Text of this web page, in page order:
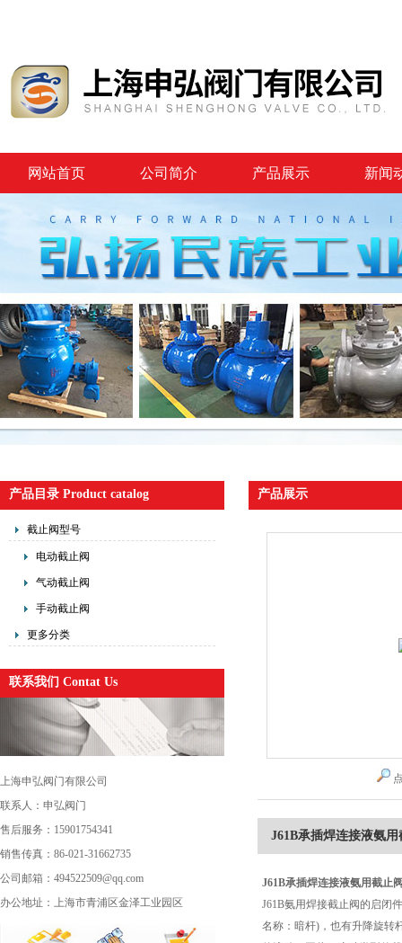
网站首页 公司简介 产品展示 新闻
产品目录 Product catalog
截止阀型号
电动截止阀
气动截止阀
手动截止阀
更多分类
联系我们 Contat Us
上海申弘阀门有限公司
联系人：申弘阀门
售后服务：15901754341
销售传真：86-021-31662735
公司邮箱：494522509@qq.com
办公地址：上海市青浦区金泽工业园区
产品展示
J61B承插焊连接液氨用
J61B承插焊连接液氨用截止
J61B氨用焊接截止阀的启闭
名称：暗杆)，也有升降旋转